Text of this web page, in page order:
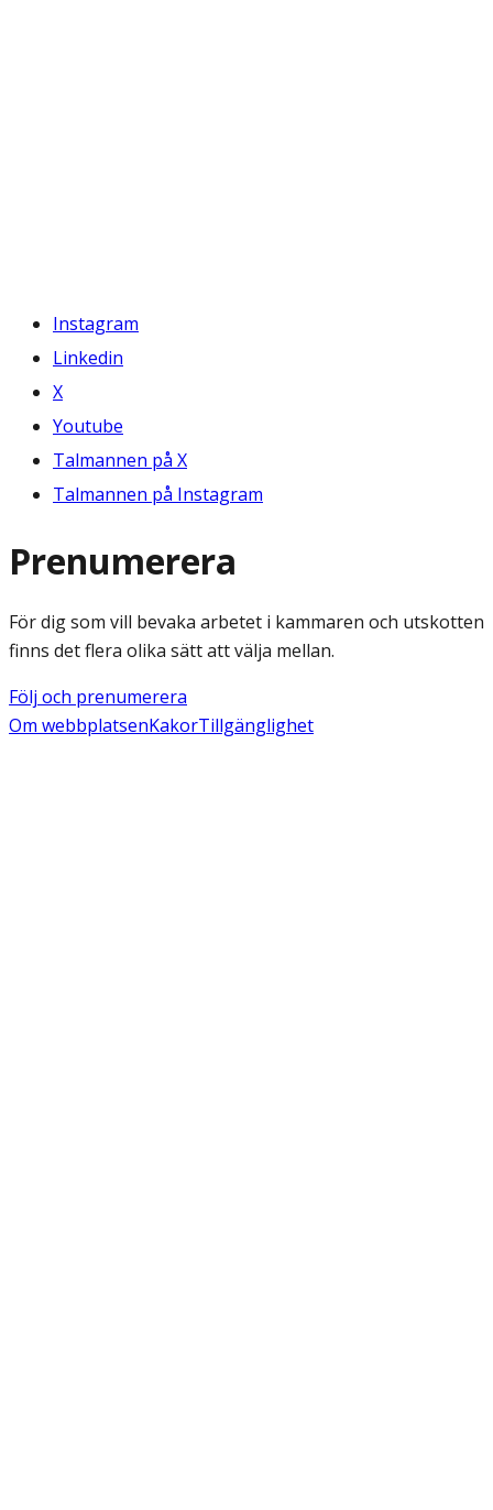
Instagram
Linkedin
X
Youtube
Talmannen på X
Talmannen på Instagram
Prenumerera
För dig som vill bevaka arbetet i kammaren och utskotten
finns det flera olika sätt att välja mellan.
Följ och prenumerera
Om webbplatsenKakorTillgänglighet